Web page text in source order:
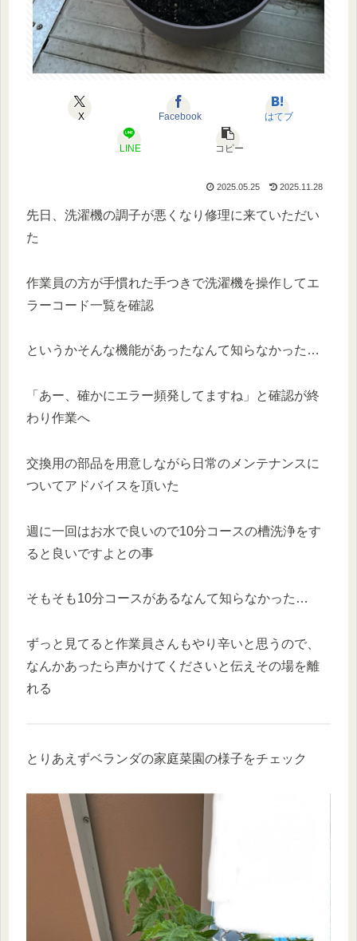
X Facebook はてブ
LINE コピー
2025.05.25 2025.11.28
先日、洗濯機の調子が悪くなり修理に来ていただい
た
作業員の方が手慣れた手つきで洗濯機を操作してエ
ラーコード一覧を確認
というかそんな機能があったなんて知らなかった…
「あー、確かにエラー頻発してますね」と確認が終
わり作業へ
交換用の部品を用意しながら日常のメンテナンスに
ついてアドバイスを頂いた
週に一回はお水で良いので10分コースの槽洗浄をす
ると良いですよとの事
そもそも10分コースがあるなんて知らなかった…
ずっと見てると作業員さんもやり辛いと思うので、
なんかあったら声かけてくださいと伝えその場を離
れる
とりあえずベランダの家庭菜園の様子をチェック